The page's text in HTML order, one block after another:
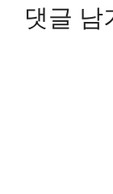
댓글 남